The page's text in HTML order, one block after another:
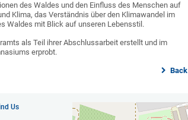
des Waldes und den Einfluss des Menschen auf
Klima, das Verständnis über den Klimawandel im
Waldes mit Blick auf unseren Lebensstil.
als Teil ihrer Abschlussarbeit erstellt und im
erprobt.
Back
Us